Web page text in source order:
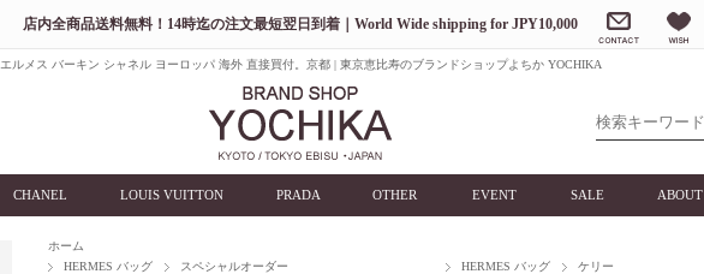
店内全商品送料無料！14時迄の注文最短翌日到着｜World Wide shipping for JPY10,000
エルメス バーキン シャネル ヨーロッパ 海外 直接買付。京都 | 東京恵比寿のブランドショップよちか YOCHIKA
CHANEL LOUIS VUITTON PRADA OTHER EVENT SALE
ホーム
HERMES バッグ
スペシャルオーダー HERMES バッグ
ケリー